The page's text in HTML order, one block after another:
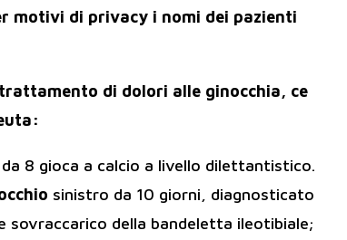
motivi di privacy i nomi dei pazienti
di dolori alle ginocchia, ce
8 gioca a calcio a livello dilettantistico.
sinistro da 10 giorni, diagnosticato
della bandeletta ileotibiale;